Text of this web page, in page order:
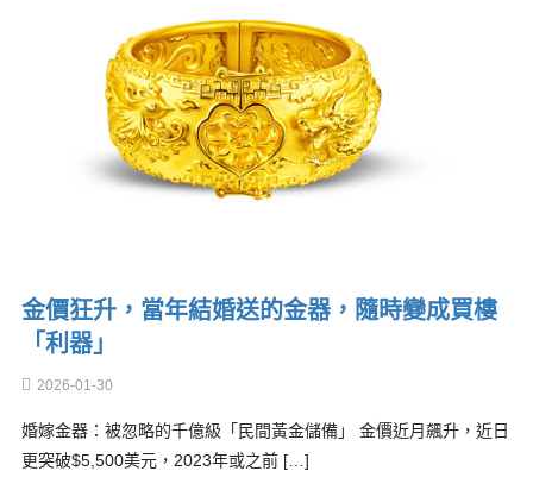
金價狂升，當年結婚送的金器，隨時變成買樓
「利器」
2026-01-30
婚嫁金器：被忽略的千億級「民間黃金儲備」 金價近月飆升，近日
更突破$5,500美元，2023年或之前 […]